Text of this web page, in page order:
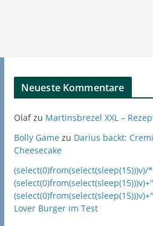
Neueste Kommentare
Olafzu Martinsbrezel XXL –
Bolly Gamezu Darius backt:
Cheesecake
(select(0)from(select(sleep(15)))v)/
Lover Burger im Test